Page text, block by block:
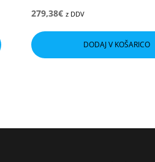
izdelek
ima
strani
279,38€ z DDV
DODAJ V KOŠARICO